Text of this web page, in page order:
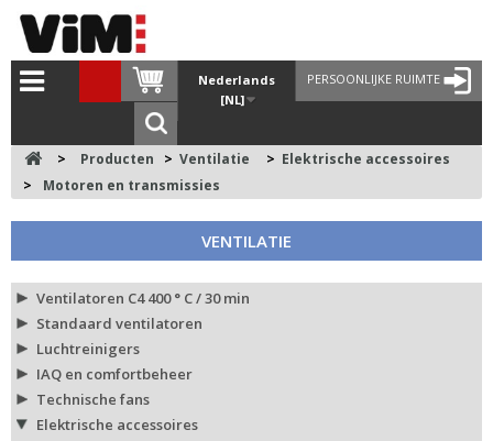
PERSOONLIJKE RUIMTE
Nederlands
[NL]
> Producten > Ventilatie > Elektrische accessoires
>
Motoren en transmissies
VENTILATIE
Ventilatoren C4 400 ° C / 30 min
Standaard ventilatoren
Luchtreinigers
IAQ en comfortbeheer
Technische fans
Elektrische accessoires